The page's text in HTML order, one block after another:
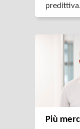
predittiva.
Più